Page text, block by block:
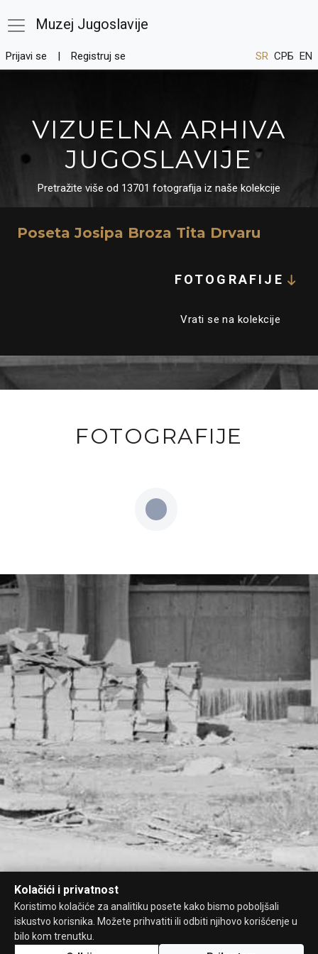
Muzej Jugoslavije
Prijavi se Registruj se SR СРБ EN
VIZUELNA ARHIVA
JUGOSLAVIJE
Pretražite više od 13701 fotografija iz naše kolekcije
Poseta Josipa Broza Tita Drvaru
FOTOGRAFIJE
Vrati se na kolekcije
FOTOGRAFIJE
Kolačići i privatnost
Koristimo kolačiće za analitiku posete kako bismo poboljšali
iskustvo korisnika. Možete prihvatiti ili odbiti njihovo korišćenje u
bilo kom trenutku.